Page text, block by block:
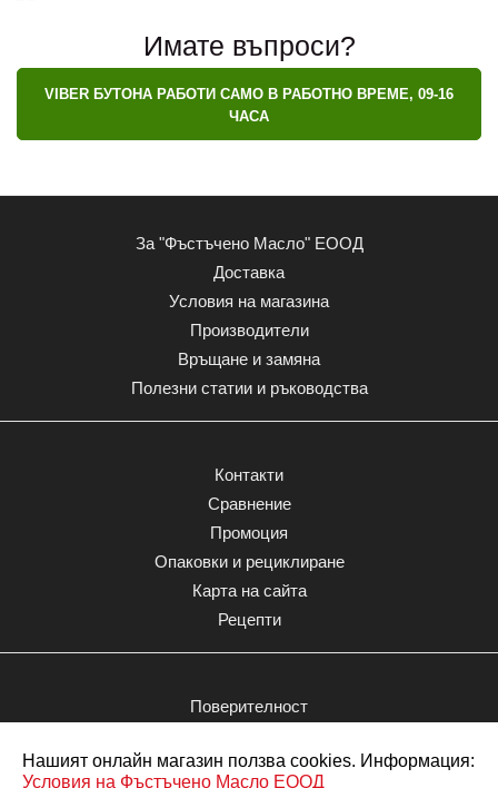
Нашият онлайн магазин ползва cookies. Информация:
Условия на Фъстъчено Масло ЕООД
Вкус (Allnutrition)
КОЛИЧЕСТВО
Имате въпроси?
VIBER БУТОНА РАБОТИ САМО В РАБОТНО ВРЕМЕ, 09-16
ЧАСА
За "Фъстъчено Масло" ЕООД
Доставка
Условия на магазина
Производители
Връщане и замяна
Полезни статии и ръководства
Контакти
Сравнение
Промоция
Опаковки и рециклиране
Карта на сайта
Рецепти
Поверителност
Поръчки